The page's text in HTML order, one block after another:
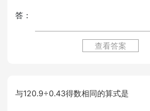
答：
查看答案
与120.9÷0.43得数相同的算式是